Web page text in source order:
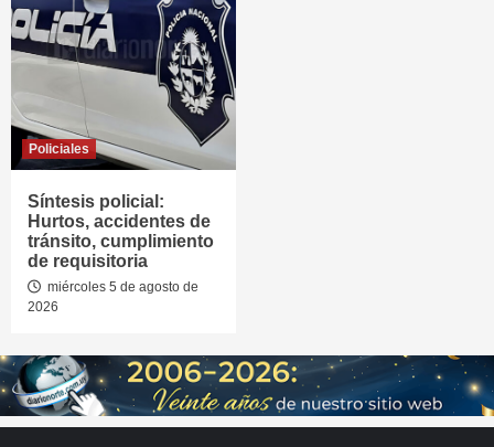
Policiales
Síntesis policial:
Hurtos, accidentes de
tránsito, cumplimiento
de requisitoria
miércoles 5 de agosto de
2026